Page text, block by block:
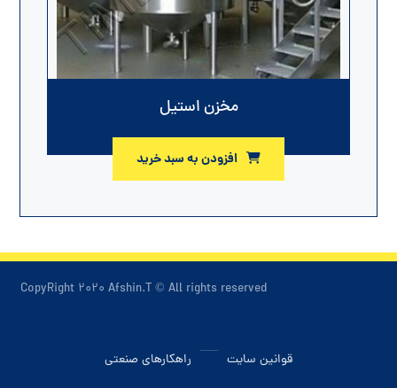
مخزن استیل
افزودن به سبد خرید
CopyRight ۲۰۲۰ Afshin.T © All rights reserved
قوانین سایت راهکارهای صنعتی